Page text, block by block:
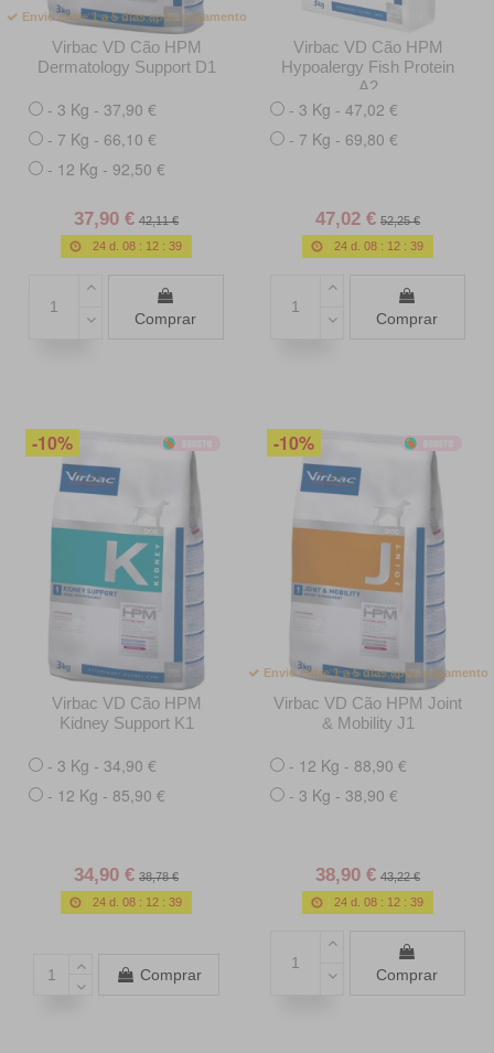
Envio entre 1 a 5 dias após pagamento
Virbac VD Cão HPM
Dermatology Support D1
- 3 Kg - 37,90 €
- 7 Kg - 66,10 €
- 12 Kg - 92,50 €
37,90 € 42,11 €
24 d. 08 : 12 :38
Comprar
Virbac VD Cão HPM
Hypoalergy Fish Protein
A2
- 3 Kg - 47,02 €
- 7 Kg - 69,80 €
47,02 € 52,25 €
24 d. 08 : 12 :38
Comprar
-10%
Virbac VD Cão HPM
Kidney Support K1
- 3 Kg - 34,90 €
- 12 Kg - 85,90 €
34,90 € 38,78 €
24 d. 08 : 12 :38
Comprar
-10%
Envio entre 1 a 5 dias após pagamento
Virbac VD Cão HPM Joint
& Mobility J1
- 12 Kg - 88,90 €
- 3 Kg - 38,90 €
38,90 € 43,22 €
24 d. 08 : 12 :38
Comprar